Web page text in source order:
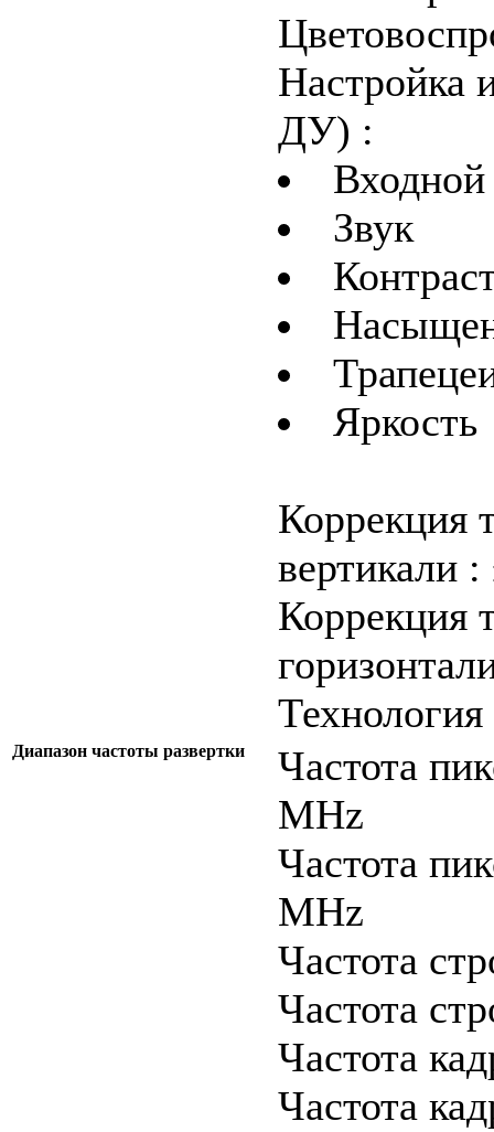
Настройка
ДУ) :
Входной
Звук
Яркость
Коррекция
вертикали :
Коррекция
Диапазон частоты развертки
Частота
MHz
Частота
MHz
Частота
Частота
Частота
Частота